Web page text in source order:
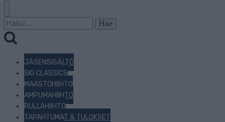
Haku:
JÄSENSISÄLTÖ
SKI CLASSICS
MAASTOHIIHTO
AMPUMAHIIHTO
RULLAHIIHTO
TAPAHTUMAT & TULOKSET